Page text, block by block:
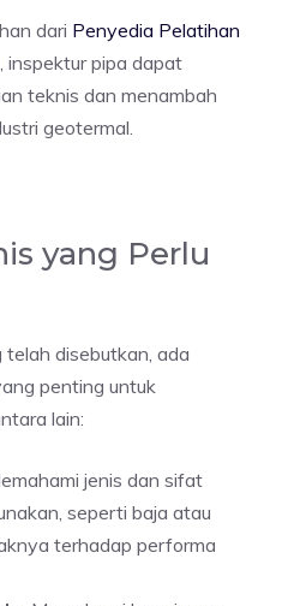
dari Penyedia Pelatihan
, inspektur pipa dapat
teknis dan menambah
geotermal.
yang Perlu
disebutkan, ada
penting untuk
lain:
jenis dan sifat
seperti baja atau
terhadap performa